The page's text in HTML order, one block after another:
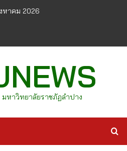
หาคม 2026
มหาวิทยาลัยราชภัฏลำปาง